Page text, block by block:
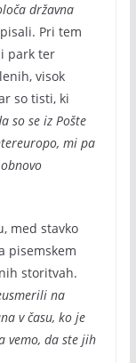
državna
Pri tem
park ter
visok
so tisti, ki
so se iz Pošte
mi pa
med stavko
pisemskem
storitvah.
na
v času, ko je
vemo, da ste jih